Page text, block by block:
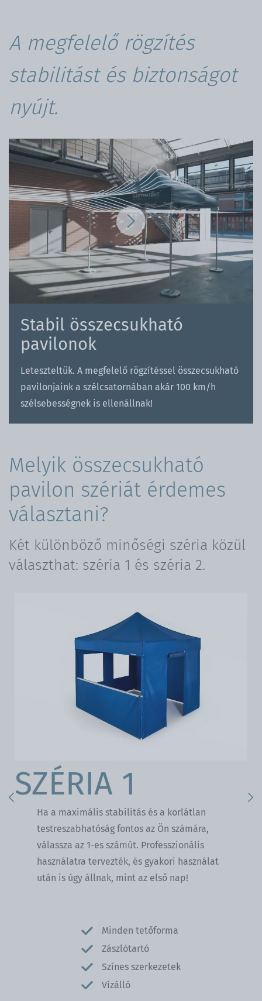
A megfelelő rögzítés
stabilitást és biztonságot
nyújt.
Stabil összecsukható
pavilonok
Leteszteltük. A megfelelő rögzítéssel összecsukható
pavilonjaink a szélcsatornában akár 100 km/h
szélsebességnek is ellenállnak!
Melyik összecsukható
pavilon szériát érdemes
választani?
Két különböző minőségi széria közül
választhat: széria 1 és széria 2.
Previous
SZÉRIA 1
Ha a maximális stabilitás és a korlátlan
testreszabhatóság fontos az Ön számára,
válassza az 1-es számút. Professzionális
használatra tervezték, és gyakori használat
után is úgy állnak, mint az első nap!
Minden tetőforma
Zászlótartó
Színes szerkezetek
Vízálló